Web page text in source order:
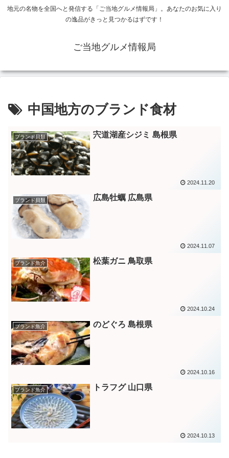
地元の名物を全国へと発信する「ご当地グルメ情報局」。あなたのお気に入り
の逸品がきっと見つかるはずです！
ご当地グルメ情報局
中国地方のブランド食材
ブランド貝類 宍道湖産シジミ 島根県
2024.11.20
ブランド貝類 広島牡蠣 広島県
2024.11.07
ブランド魚介 松葉ガニ 鳥取県
2024.10.24
ブランド魚介 のどぐろ 島根県
2024.10.16
ブランド魚介 トラフグ 山口県
2024.10.13